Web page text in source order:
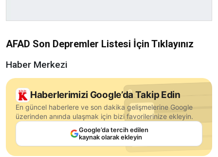
AFAD Son Depremler Listesi İçin Tıklayınız
Haber Merkezi
Haberlerimizi Google’da Takip Edin
En güncel haberlere ve son dakika gelişmelerine Google
üzerinden anında ulaşmak için bizi favorilerinize ekleyin.
Google’da tercih edilen
kaynak olarak ekleyin